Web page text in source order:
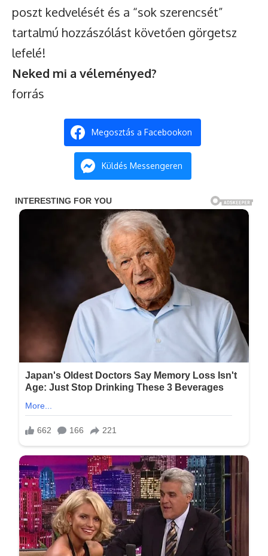
poszt kedvelését és a “sok szerencsét”
tartalmú hozzászólást követően görgetsz
lefelé!
Neked mi a véleményed?
forrás
Megosztás a Facebookon
Küldés Messengeren